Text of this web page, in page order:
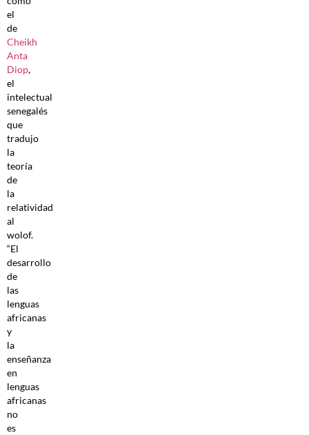
el
de
Cheikh
Anta
Diop,
el
intelectual
senegalés
que
tradujo
la
teoría
de
la
relatividad
al
wolof.
“El
desarrollo
de
las
lenguas
africanas
y
la
enseñanza
en
lenguas
africanas
no
es